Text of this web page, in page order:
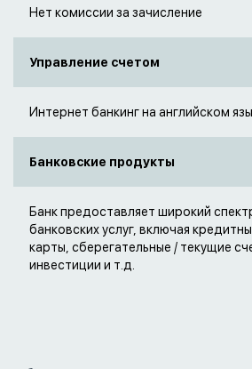
Нет комиссии за зачисление
Управление счетом
Интернет банкинг на английском
Банковские продукты
Банк предоставляет широкий
банковских услуг, включая
карты, сберегательные / текущие
инвестиции и т.д.